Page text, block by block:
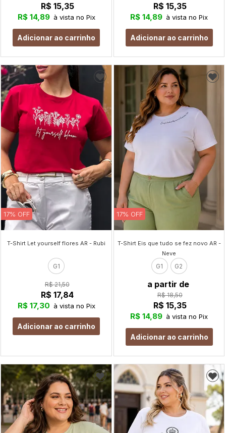
R$ 15,35
R$ 14,89 à vista no Pix
Adicionar ao carrinho
R$ 15,35
R$ 14,89 à vista no Pix
Adicionar ao carrinho
17% OFF
T-Shirt Let yourself flores AR - Rubi
G1
R$ 21,50
R$ 17,84
R$ 17,30 à vista no Pix
Adicionar ao carrinho
17% OFF
T-Shirt Eis que tudo se fez novo AR -
Neve
G1 G2
a partir de
R$ 18,50
R$ 15,35
R$ 14,89 à vista no Pix
Adicionar ao carrinho